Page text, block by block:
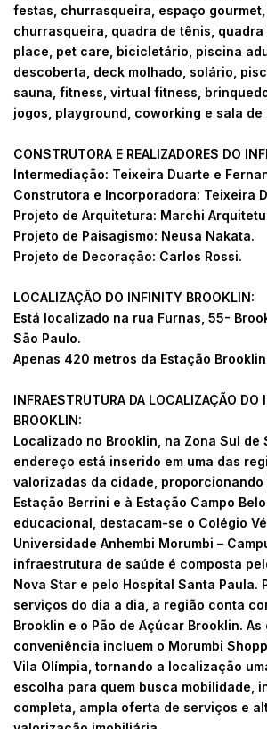
festas, churrasqueira, espaço
churrasqueira, quadra de tênis,
place, pet care, bicicletário, piscina
descoberta, deck molhado, solário,
sauna, fitness, virtual fitness,
jogos, playground, coworking e sala de
CONSTRUTORA E REALIZADORES DO
Intermediação: Teixeira Duarte e
Construtora e Incorporadora: Teixeira
Projeto de Arquitetura: Marchi
Projeto de Paisagismo: Neusa Nakata.
Projeto de Decoração: Carlos Rossi.
LOCALIZAÇÃO DO INFINITY BROOKLIN:
Está localizado na rua Furnas, 55-
São Paulo.
Apenas 420 metros da Estação
INFRAESTRUTURA DA LOCALIZAÇÃO DO
BROOKLIN:
Localizado no Brooklin, na Zona Sul de
endereço está inserido em uma das
valorizadas da cidade,
Estação Berrini e à Estação Campo
educacional, destacam-se o Colégio
Universidade Anhembi Morumbi –
infraestrutura de saúde é composta
Nova Star e pelo Hospital Santa Paula.
serviços do dia a dia, a região conta
Brooklin e o Pão de Açúcar Brooklin.
conveniência incluem o Morumbi
Vila Olímpia, tornando a localização
escolha para quem busca mobilidade,
completa, ampla oferta de serviços e